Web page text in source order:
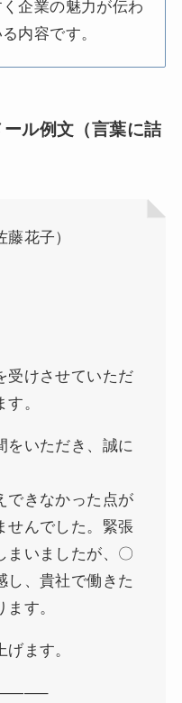
企業の魅力が伝わ
内容です。
ル例文（言葉に詰
花子）
受けさせていただ
。
をいただき、誠に
できなかった点が
せんでした。緊張
まいましたが、〇
し、貴社で働きた
す。
ます。